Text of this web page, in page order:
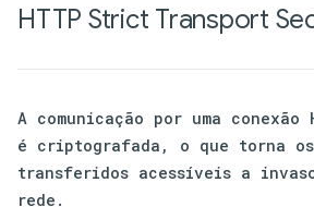
HTTP Strict Transport
A comunicação por uma conexão
é criptografada, o que torna os
transferidos acessíveis a
rede.